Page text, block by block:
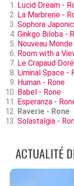
Lucid Dream -
La Marbrerie -
Sophora
Ginkgo Biloba -
Nouveau
Room with a
Le Crapaud
Liminal Space -
Human - Rone
Babel - Rone
Esperanza -
Raverie - Rone
Solastalgia -
ACTUALITÉ